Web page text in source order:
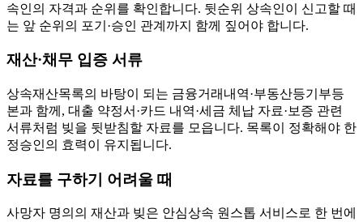
속인의 자격과 순위를 확인합니다. 뒷순위 상속인이 신고할 때
는 앞 순위의 포기·승인 관계까지 함께 짚어야 합니다.
재산·채무 입증 서류
상속재산목록의 바탕이 되는 금융거래내역·부동산등기부등
본과 함께, 대출 약정서·카드 내역·세금 체납 자료·보증 관련
서류처럼 빚을 뒷받침할 자료를 모읍니다. 목록이 정확해야 한
정승인의 효력이 유지됩니다.
자료를 구하기 어려울 때
사망자 명의의 재산과 빚은 안심상속 원스톱 서비스로 한 번에